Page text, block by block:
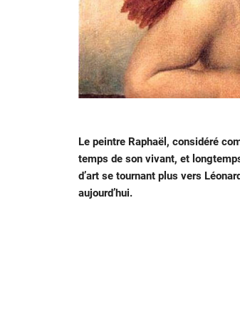
Le peintre Raphaël, considéré
temps de son vivant, et
d’art se tournant plus vers
aujourd’hui.